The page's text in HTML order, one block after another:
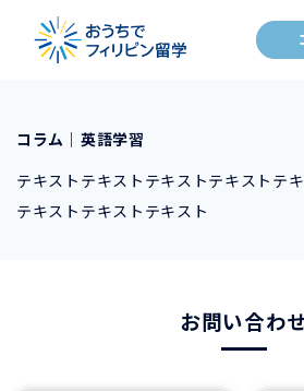
コラム｜英語学習
テキストテキストテキストテキストテ
テキストテキストテキスト
お問い合わ